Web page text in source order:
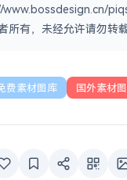
所有，未经允许请勿转载
费素材图库 国外素材